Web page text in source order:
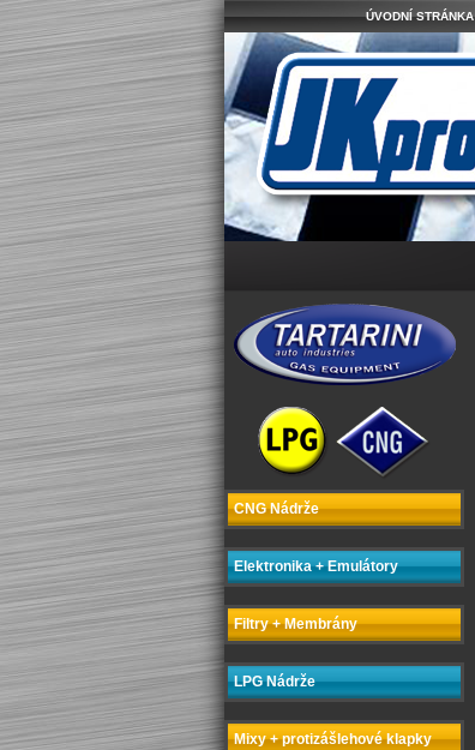
ÚVODNÍ STRÁNKA
CNG Nádrže
Elektronika + Emulátory
Filtry + Membrány
LPG Nádrže
Mixy + protizášlehové klapky